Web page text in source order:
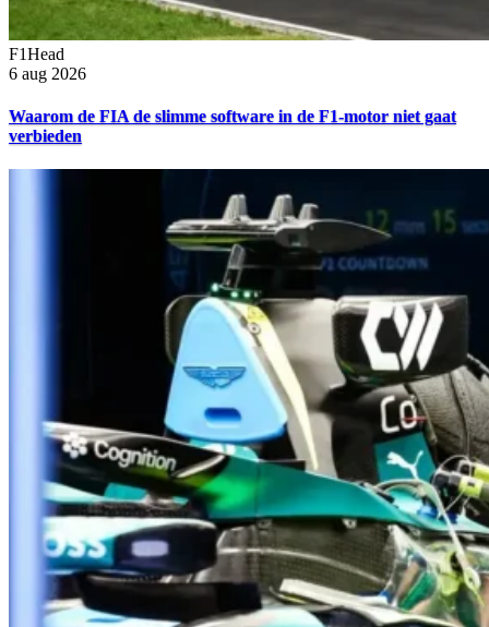
F1Head
6 aug 2026
Waarom de FIA de slimme software in de F1-motor niet gaat
verbieden